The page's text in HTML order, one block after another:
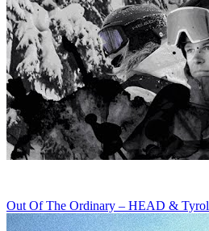
Out Of The Ordinary – HEAD &